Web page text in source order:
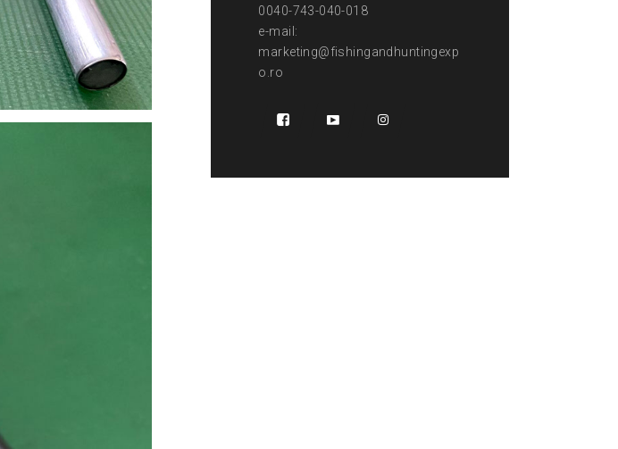
0040-743-040-018
e-mail:
marketing@fishingandhuntingexp
o.ro